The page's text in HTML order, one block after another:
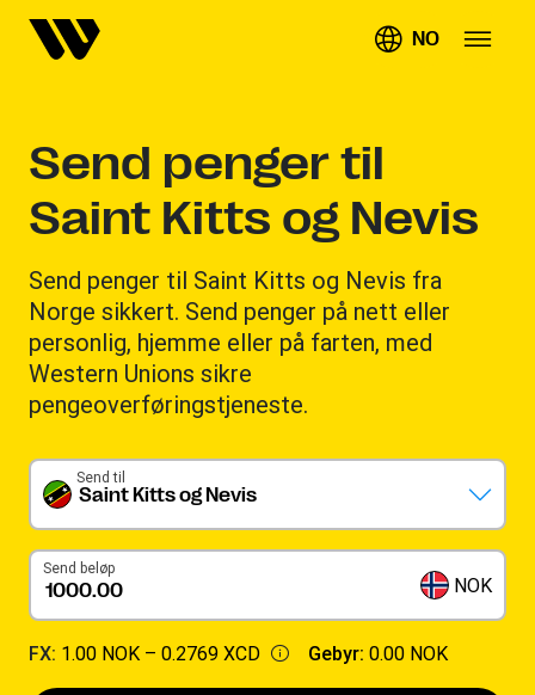
NO
Send penger til
Saint Kitts og Nevis
Send penger til Saint Kitts og Nevis fra
Norge sikkert. Send penger på nett eller
personlig, hjemme eller på farten, med
Western Unions sikre
pengeoverføringstjeneste.
Saint Kitts og Nevis
Send til
Send beløp
NOK
FX: 1.00 NOK – 0.2769 XCD Gebyr: 0.00 NOK